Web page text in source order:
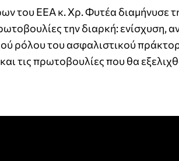
του ΕΕΑ κ. Χρ. Φυτέα διαμήνυσε
την διαρκή: ενίσχυση,
ρόλου του ασφαλιστικού
τις πρωτοβουλίες που θα